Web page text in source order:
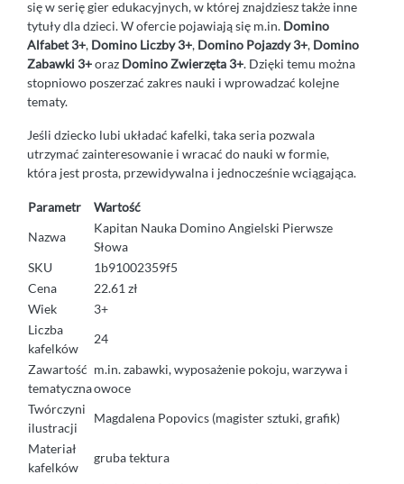
się w serię gier edukacyjnych, w której znajdziesz także inne
tytuły dla dzieci. W ofercie pojawiają się m.in. Domino
Alfabet 3+, Domino Liczby 3+, Domino Pojazdy 3+, Domino
Zabawki 3+oraz Domino Zwierzęta 3+. Dzięki temu można
stopniowo poszerzać zakres nauki i wprowadzać kolejne
tematy.
Jeśli dziecko lubi układać kafelki, taka seria pozwala
utrzymać zainteresowanie i wracać do nauki w formie,
która jest prosta, przewidywalna i jednocześnie wciągająca.
Parametr
Wartość
Nazwa
Kapitan Nauka Domino Angielski Pierwsze
Słowa
SKU
1b91002359f5
Cena
22.61 zł
Wiek
3+
Liczba
kafelków
24
Zawartość
tematyczna
m.in. zabawki, wyposażenie pokoju, warzywa i
owoce
Twórczyni
ilustracji
Magdalena Popovics (magister sztuki, grafik)
Materiał
kafelków
gruba tektura